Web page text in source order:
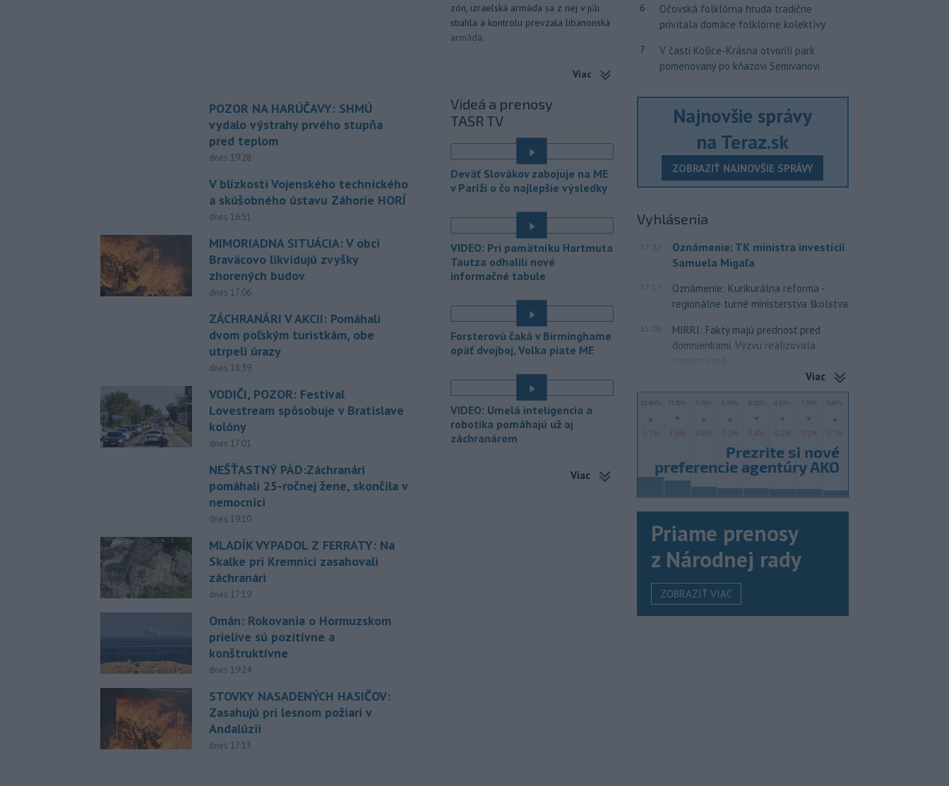
POZOR NA HARÚČAVY: SHMÚ
vydalo výstrahy prvého stupňa
pred teplom
dnes 19:28
V blízkosti Vojenského technického
a skúšobného ústavu Záhorie HORÍ
dnes 16:51
MIMORIADNA SITUÁCIA: V obci
Braväcovo likvidujú zvyšky
zhorených budov
dnes 17:06
ZÁCHRANÁRI V AKCII: Pomáhali
dvom poľským turistkám, obe
utrpeli úrazy
dnes 18:39
VODIČI, POZOR: Festival
Lovestream spôsobuje v Bratislave
kolóny
dnes 17:01
NEŠŤASTNÝ PÁD:Záchranári
pomáhali 25-ročnej žene, skončila v
nemocnici
dnes 19:10
MLADÍK VYPADOL Z FERRATY: Na
Skalke pri Kremnici zasahovali
záchranári
dnes 17:19
Omán: Rokovania o Hormuzskom
prielive sú pozitívne a
konštruktívne
dnes 19:24
STOVKY NASADENÝCH HASIČOV:
Zasahujú pri lesnom požiari v
Andalúzii
dnes 17:13
zón, izraelská armáda sa z nej v júli
stiahla a kontrolu prevzala libanonská
armáda.
spôsob navrhovania, koordinovania aj
stavania.
Horskí záchranári z
Oblastného strediska Horskej
záchrannej služby (HZS) Malá Fatra
zasahovali za Kamenným závozom. Po
19:07 - Horskí záchranári z
Oblastného strediska Horskej
záchrannej služby (HZS) Malá Fatra
páde sa tam zranila 25-ročná
cyklistka.
18:52
Po skončení sobotného
Slovakia 2026 bol
vo Vojenskom
obvode (VO) Záhorie neďaleko
Senice zaznamenaný požiar porastu.
Na mieste prebieha intenzívny zásah s
cieľom dostať požiar čo najskôr pod
Viac
Videá a prenosy
TASR TV
Deväť Slovákov zabojuje na ME
v Paríži o čo najlepšie výsledky
VIDEO: Pri pamätníku Hartmuta
Tautza odhalili nové
informačné tabule
Forsterovú čaká v Birminghame
opäť dvojboj, Volka piate ME
VIDEO: Umelá inteligencia a
robotika pomáhajú už aj
záchranárom
Viac
6
Očovská folklórna hruda tradične
privítala domáce folklórne kolektívy
7
V časti Košice-Krásna otvorili park
pomenovaný po kňazovi Semivanovi
Najnovšie správy
na Teraz.sk
ZOBRAZIŤ NAJNOVŠIE SPRÁVY
Vyhlásenia
17:32
Oznámenie: TK ministra investícií
Samuela Migaľa
17:17
Oznámenie: Kurikurálna reforma -
regionálne turné ministerstva školstva
15:09
MIRRI: Fakty majú prednosť pred
domnienkami. Výzvu realizovala
samostatná...
Viac
Priame prenosy
z Národnej rady
ZOBRAZIŤ VIAC